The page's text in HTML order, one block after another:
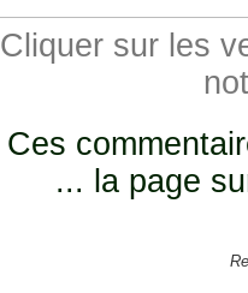
Cliquer sur les
Ces
... la page